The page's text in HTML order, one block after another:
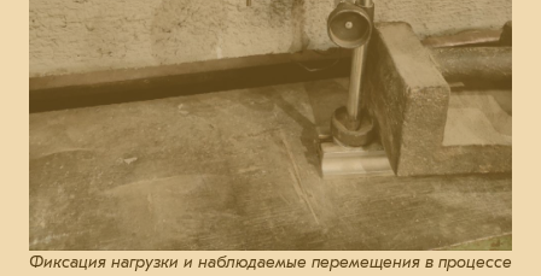
Фиксация нагрузки и наблюдаемые перемещения в процессе